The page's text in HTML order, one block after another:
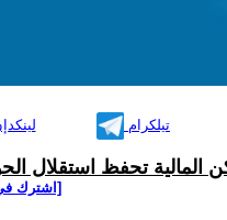
تيلكرام
المالية تحفظ استقلال
[اشترك